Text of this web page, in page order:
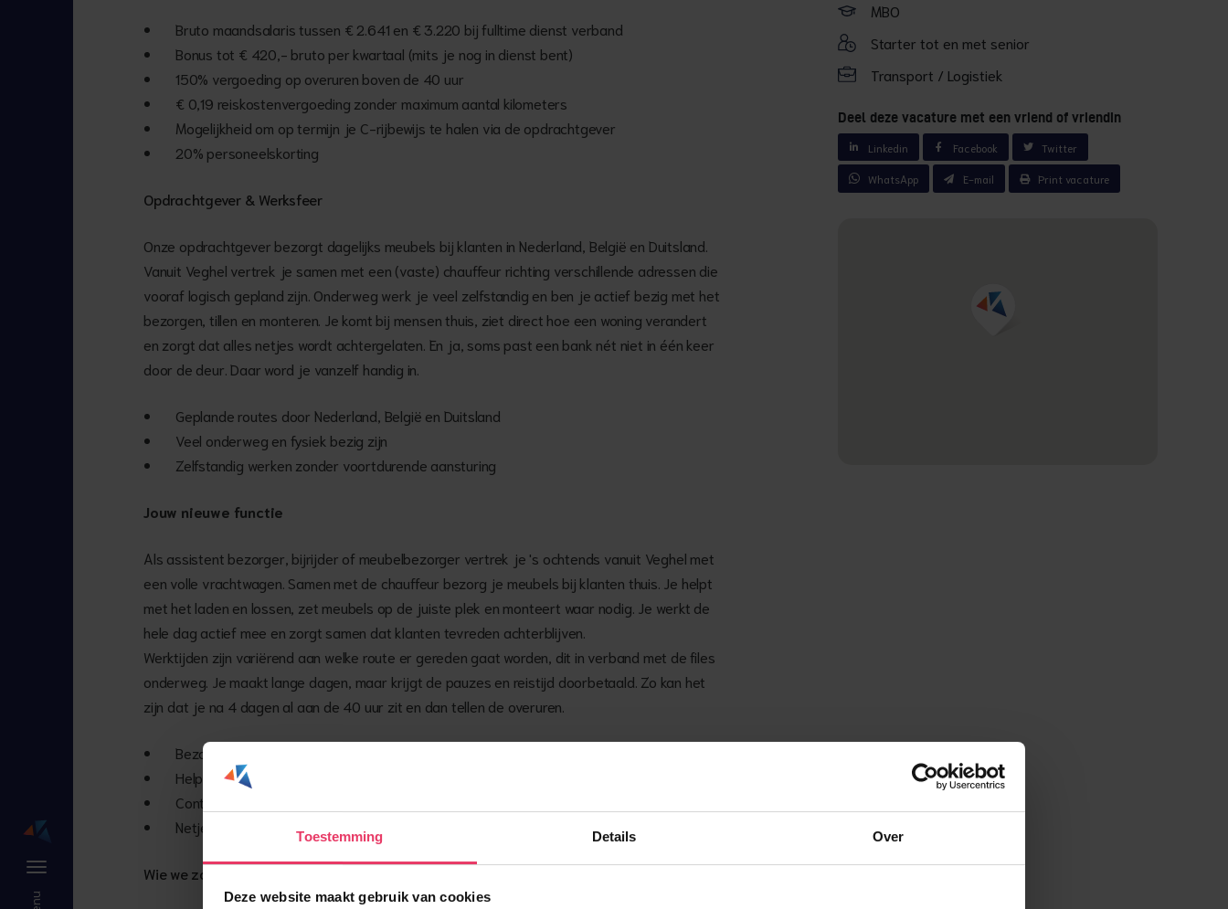
Toestemming Details Over
Deze website maakt gebruik van cookies
Bruto maandsalaris tussen € 2.641 en € 3.220 bij fulltime dienst verband
Bonus tot € 420,- bruto per kwartaal (mits je nog in dienst bent)
150% vergoeding op overuren boven de 40 uur
€ 0,19 reiskostenvergoeding zonder maximum aantal kilometers
Mogelijkheid om op termijn je C-rijbewijs te halen via de opdrachtgever
20% personeelskorting
Opdrachtgever & Werksfeer
Onze opdrachtgever bezorgt dagelijks meubels bij klanten in Nederland, België en Duitsland.
Vanuit Veghel vertrek je samen met een (vaste) chauffeur richting verschillende adressen die
vooraf logisch gepland zijn. Onderweg werk je veel zelfstandig en ben je actief bezig met het
bezorgen, tillen en monteren. Je komt bij mensen thuis, ziet direct hoe een woning verandert
en zorgt dat alles netjes wordt achtergelaten. En ja, soms past een bank nét niet in één keer
door de deur. Daar word je vanzelf handig in.
Geplande routes door Nederland, België en Duitsland
Veel onderweg en fysiek bezig zijn
Zelfstandig werken zonder voortdurende aansturing
Jouw nieuwe functie
Als assistent bezorger, bijrijder of meubelbezorger vertrek je 's ochtends vanuit Veghel met
een volle vrachtwagen. Samen met de chauffeur bezorg je meubels bij klanten thuis. Je helpt
met het laden en lossen, zet meubels op de juiste plek en monteert waar nodig. Je werkt de
hele dag actief mee en zorgt samen dat klanten tevreden achterblijven.
Werktijden zijn variërend aan welke route er gereden gaat worden, dit in verband met de files
onderweg. Je maakt lange dagen, maar krijgt de pauzes en reistijd doorbetaald. Zo kan het
zijn dat je na 4 dagen al aan de 40 uur zit en dan tellen de overuren.
Bezorgen en monteren van meubels
Helpen met laden en lossen van de vrachtwagen
Contact met klanten aan huis
Netjes en zorgvuldig afleveren van bestellingen
Wie we zoeken
MBO
Starter tot en met senior
Transport / Logistiek
Deel deze vacature met een vriend of vriendin
Linkedin Facebook Twitter
WhatsApp E-mail Print vacature